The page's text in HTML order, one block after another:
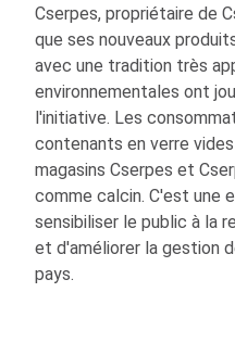
Cserpes, propriétaire de
que ses nouveaux
avec une tradition très
environnementales ont
l'initiative. Les
contenants en verre
magasins Cserpes et
comme calcin. C'est une
sensibiliser le public à la
et d'améliorer la gestion
pays.